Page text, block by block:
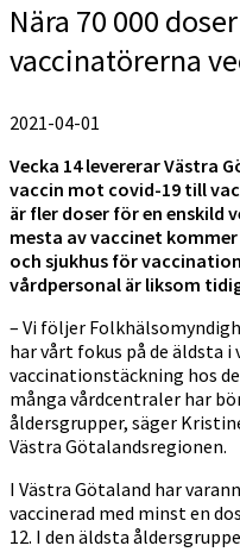
Nära 70 000
vaccinatörerna
2021-04-01
Vecka 14 levererar Västra
vaccin mot covid-19 till
är fler doser för en enskild
mesta av vaccinet
och sjukhus för
vårdpersonal är liksom
– Vi följer
har vårt fokus på de äldsta
vaccinationstäckning hos
många vårdcentraler har
åldersgrupper, säger
Västra Götalandsregionen.
I Västra Götaland har
vaccinerad med minst en
12. I den äldsta